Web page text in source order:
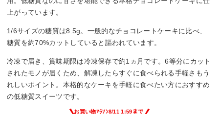
上がっています。
1/6サイズの糖質は8.5g。一般的なチョコレートケーキに比べ、
糖質を約70%カットしていると謳われています。
冷凍で届き、賞味期限は冷凍保存で約1ヵ月です。6等分にカット
されたモノが届くため、解凍したらすぐに食べられる手軽さもう
れしいポイント。本格的なケーキを手軽に食べたい方におすすめ
の低糖質スイーツです。